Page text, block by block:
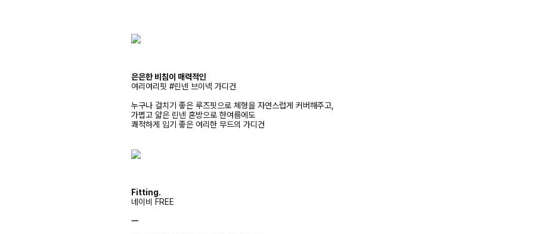
은은한 비침이 매력적인
여리여리핏 #린넨 브이넥 가디건
누구나 걸치기 좋은 루즈핏으로 체형을 자연스럽게 커버해주고,
가볍고 얇은 린넨 혼방으로 한여름에도
쾌적하게 입기 좋은 여리한 무드의 가디건
Fitting.
네이비 FREE
ㅡ